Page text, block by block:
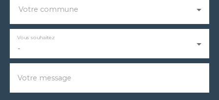
Votre commune
-
Vous souhaitez
Votre message